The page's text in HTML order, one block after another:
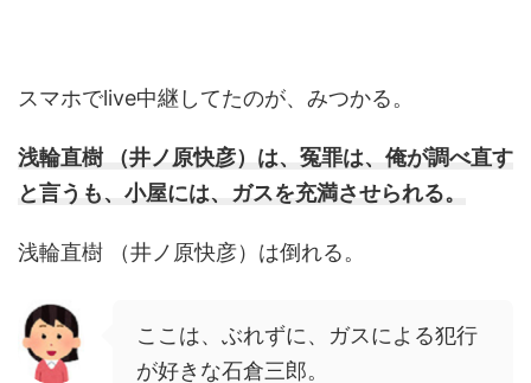
スマホでlive中継してたのが、みつかる。
浅輪直樹 （井ノ原快彦）は、冤罪は、俺が調べ直す
と言うも、小屋には、ガスを充満させられる。
浅輪直樹 （井ノ原快彦）は倒れる。
ここは、ぶれずに、ガスによる犯行
が好きな石倉三郎。